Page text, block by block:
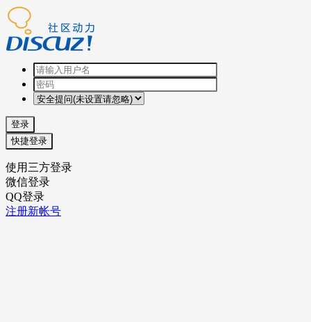
登录
快捷登录
使用三方登录
微信登录
QQ登录
注册新帐号